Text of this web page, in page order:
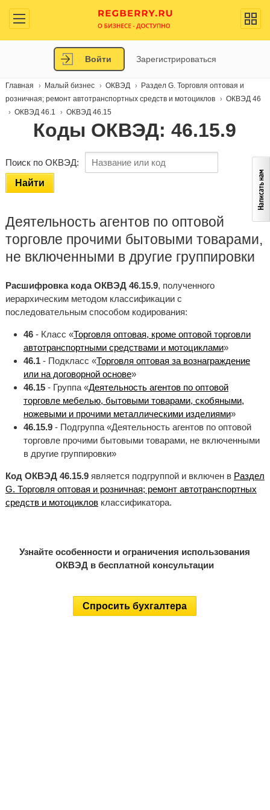
Войти Зарегистрироваться
Главная Малый бизнес ОКВЭД
Раздел G. Торговля оптовая и
розничная; ремонт автотранспортных средств и мотоциклов
ОКВЭД 46
ОКВЭД 46.1
ОКВЭД 46.15
Коды ОКВЭД: 46.15.9
Поиск по ОКВЭД:
Найти
Деятельность агентов по оптовой
торговле прочими бытовыми товарами,
не включенными в другие группировки
Расшифровка кода ОКВЭД 46.15.9, полученного
иерархическим методом классификации с
последовательным способом кодирования:
46- Класс «Торговля оптовая, кроме оптовой торговли
автотранспортными средствами и мотоциклами»
46.1- Подкласс «Торговля оптовая за вознаграждение
или на договорной основе»
46.15- Группа «Деятельность агентов по оптовой
торговле мебелью, бытовыми товарами, скобяными,
ножевыми и прочими металлическими изделиями»
46.15.9- Подгруппа «Деятельность агентов по оптовой
торговле прочими бытовыми товарами, не включенными
в другие группировки»
Код ОКВЭД 46.15.9является подгруппой и включен в Раздел
G. Торговля оптовая и розничная; ремонт автотранспортных
средств и мотоцикловклассификатора.
Узнайте особенности и ограничения использования
ОКВЭД в бесплатной консультации
Спросить бухгалтера